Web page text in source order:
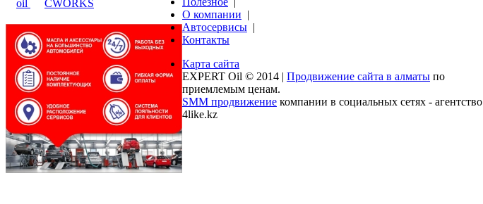
oil
CWORKS
О компании |
Автосервисы |
Контакты
Карта сайта
EXPERT Oil © 2014 | Продвижение сайта в алматы по
приемлемым ценам.
SMM продвижение компании в социальных сетях - агентство
4like.kz